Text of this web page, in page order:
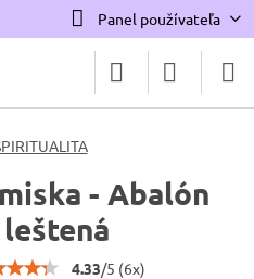
Panel používateľa
- Abalón
4.33/5 (6x)